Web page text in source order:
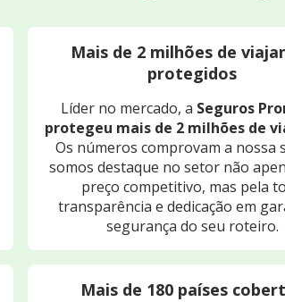
Mais de 2 milhões de
protegidos
Líder no mercado, a Seguros
protegeu mais de 2 milhões de
Os números comprovam a nossa
somos destaque no setor não
preço competitivo, mas pela
transparência e dedicação em
segurança do seu roteiro.
Mais de 180 países